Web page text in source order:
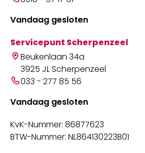
Vandaag gesloten
Servicepunt Scherpenzeel
Beukenlaan 34a
3925 JL Scherpenzeel
033 - 277 85 56
Vandaag gesloten
KvK-Nummer: 86877623
BTW-Nummer: NL864130223B01